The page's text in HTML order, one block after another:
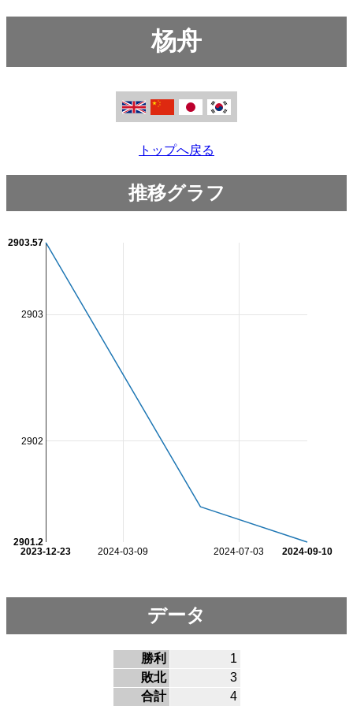
杨舟
トップへ戻る
推移グラフ
2024-03-09 2024-07-03
2023-12-23 2024-09-10
2902
2903
2901.2
2903.57
データ
勝利
1
敗北
3
合計
4